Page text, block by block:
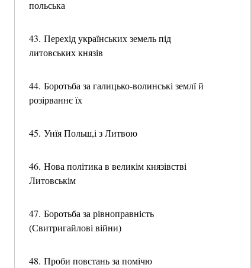
польська
43. Перехід українських земель під
литовських князів
44. Боротьба за галицько-волинські землї й
розірваннє їх
45. Унїя Польш,і з Литвою
46. Нова політика в великім князівстві
Литовськім
47. Боротьба за рівноправність
(Свитригайлові війни)
48. Проби повстань за помічю